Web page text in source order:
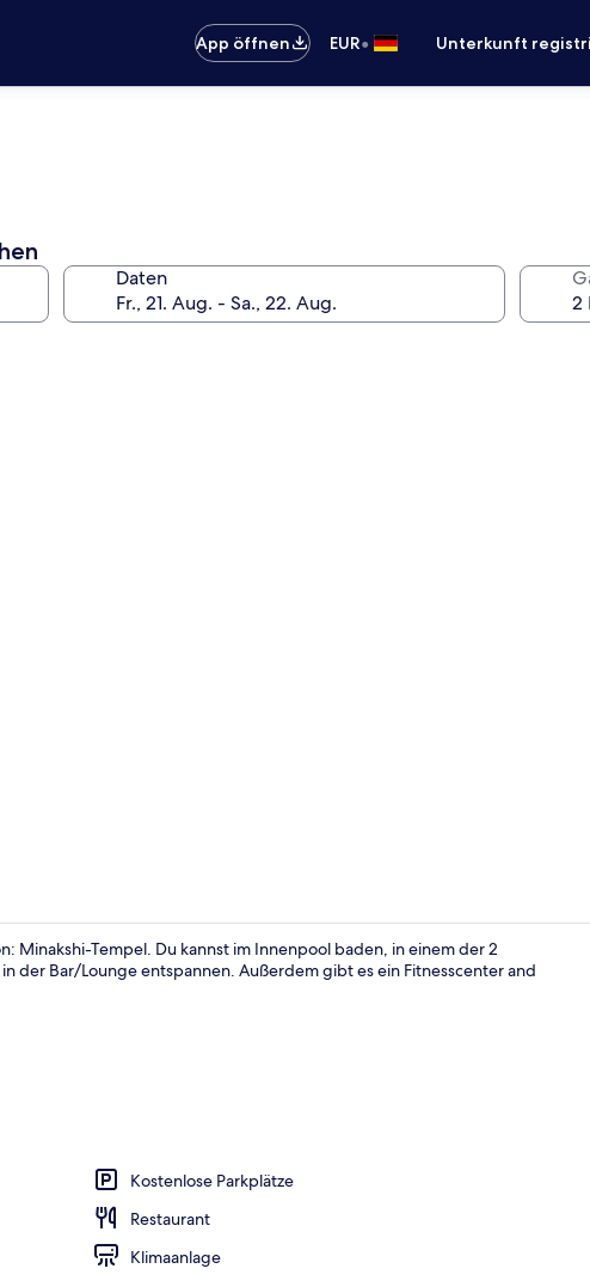
App öffnen EUR• Unterkunft
Daten
Minakshi-Tempel. Du kannst im Innenpool baden, in einem der 2
der Bar/Lounge entspannen. Außerdem gibt es ein Fitnesscenter and
Kostenlose Parkplätze
Restaurant
Klimaanlage